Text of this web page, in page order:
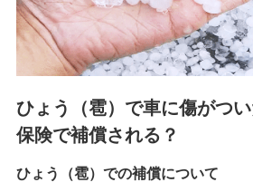
3.セミナー募集サイトから取得した
各種セミナーの案内、開催のため
上記に係る連絡・手続き・管理等付帯
4.家族・友達紹介にて取得した個
被紹介者への連絡、及び当社と取引の
けている保険会社・提携会社の保険そ
供し、金融商品等の契約を勧奨するため
アンケートやキャンペーン等の実施の
ひょう（雹）で車に傷がつ
保険で補償される？
ひょう（雹）での補償について